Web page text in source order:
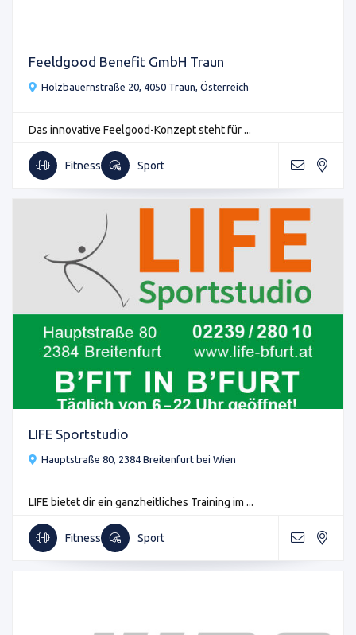
Feeldgood Benefit GmbH Traun
Holzbauernstraße 20, 4050 Traun, Österreich
Das innovative Feelgood-Konzept steht für ...
Fitness Sport
LIFE Sportstudio
Hauptstraße 80, 2384 Breitenfurt bei Wien
LIFE bietet dir ein ganzheitliches Training im ...
Fitness Sport